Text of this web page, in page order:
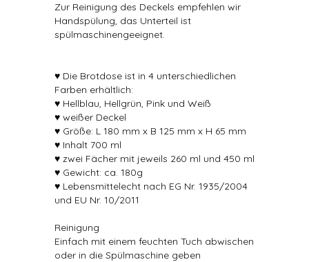
Zur Reinigung des Deckels empfehlen wir
Handspülung, das Unterteil ist
spülmaschinengeeignet.
♥ Die Brotdose ist in 4 unterschiedlichen
Farben erhältlich:
♥ Hellblau, Hellgrün, Pink und Weiß
♥ weißer Deckel
♥ Größe: L 180 mm x B 125 mm x H 65 mm
♥ Inhalt 700 ml
♥ zwei Fächer mit jeweils 260 ml und 450 ml
♥ Gewicht: ca. 180g
♥ Lebensmittelecht nach EG Nr. 1935/2004
und EU Nr. 10/2011
Reinigung
Einfach mit einem feuchten Tuch abwischen
oder in die Spülmaschine geben